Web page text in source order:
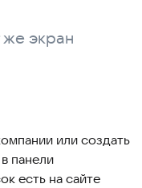
же экран
или создать
панели
есть на сайте